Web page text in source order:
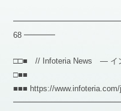
68 ━━━━
□□■ // Infoteria News — イ
□■■
■■■ https://www.infoteria.com/